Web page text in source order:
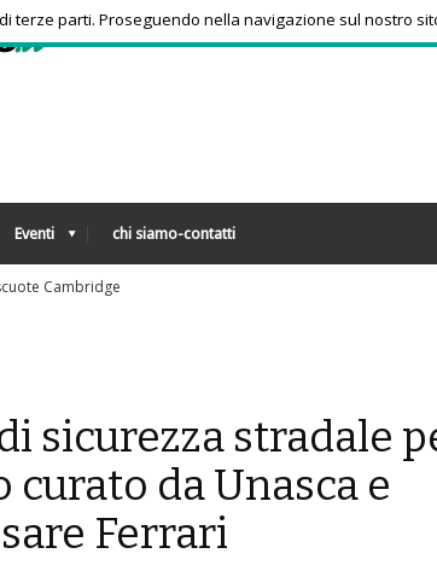
Eventi chi siamo-contatti
Sorpresa a Montreal, Zverev subito eliminato
sicurezza stradale
da Unasca e
Ferrari
terze parti. Proseguendo nella navigazione sul nostro